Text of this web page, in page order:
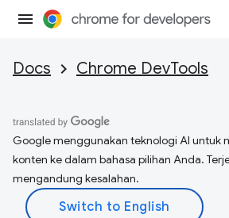
Docs Chrome DevTools
Google menggunakan teknologi AI untuk
konten ke dalam bahasa pilihan Anda.
mengandung kesalahan.